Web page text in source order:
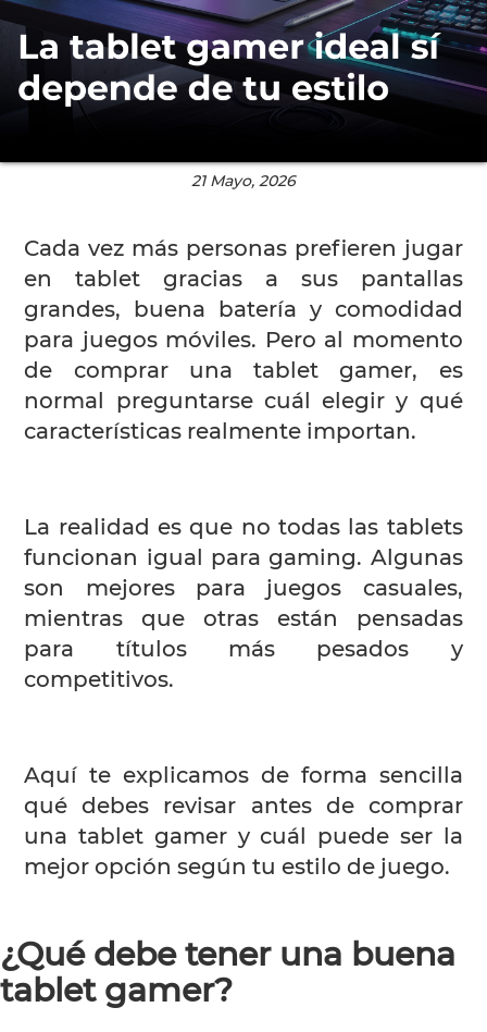
21 Mayo, 2026
Cada vez más personas prefieren jugar
en tablet gracias a sus pantallas
grandes, buena batería y comodidad
para juegos móviles. Pero al momento
de comprar una tablet gamer, es
normal preguntarse cuál elegir y qué
características realmente importan.
La realidad es que no todas las tablets
funcionan igual para gaming. Algunas
son mejores para juegos casuales,
mientras que otras están pensadas
para títulos más pesados y
competitivos.
Aquí te explicamos de forma sencilla
qué debes revisar antes de comprar
una tablet gamer y cuál puede ser la
mejor opción según tu estilo de juego.
¿Qué debe tener una buena
tablet gamer?